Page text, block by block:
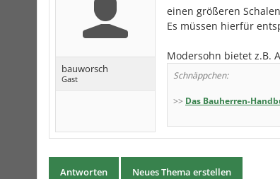
bauworsch
Gast
einen größeren
Es müssen hierfür
Modersohn bietet z.B.
Schnäppchen:
>> Das Bauherren-
Antworten Neues Thema erstellen